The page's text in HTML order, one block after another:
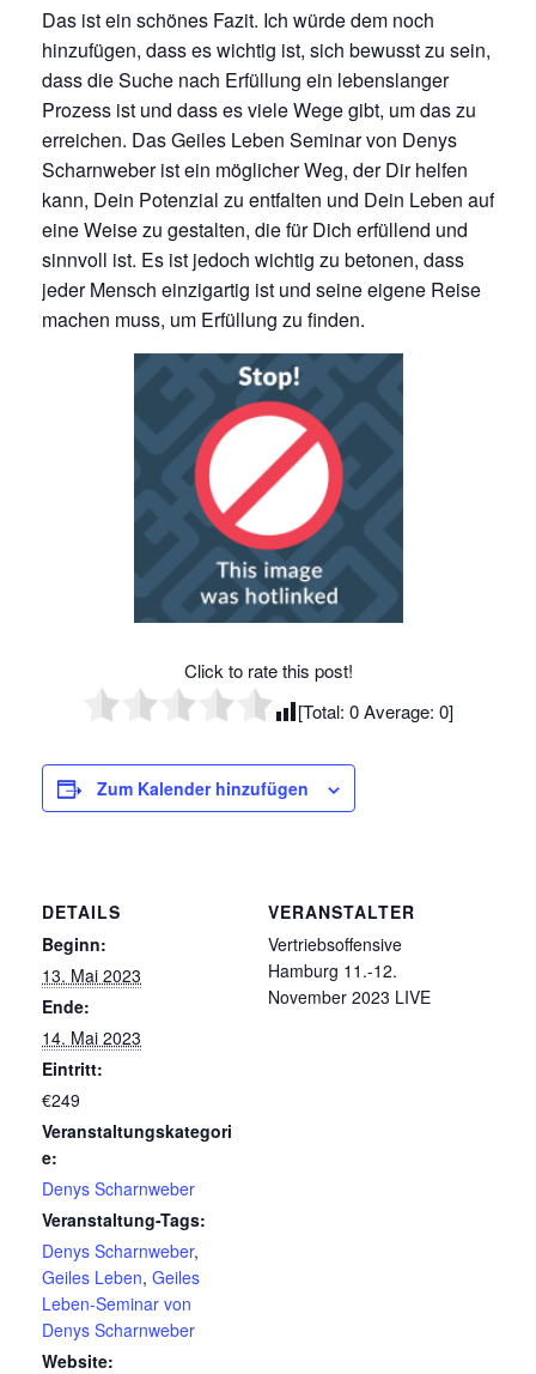
Das ist ein schönes Fazit. Ich würde dem noch
hinzufügen, dass es wichtig ist, sich bewusst zu sein,
dass die Suche nach Erfüllung ein lebenslanger
Prozess ist und dass es viele Wege gibt, um das zu
erreichen. Das Geiles Leben Seminar von Denys
Scharnweber ist ein möglicher Weg, der Dir helfen
kann, Dein Potenzial zu entfalten und Dein Leben auf
eine Weise zu gestalten, die für Dich erfüllend und
sinnvoll ist. Es ist jedoch wichtig zu betonen, dass
jeder Mensch einzigartig ist und seine eigene Reise
machen muss, um Erfüllung zu finden.
Click to rate this post!
[Total: 0Average: 0]
Zum Kalender hinzufügen
DETAILS
Beginn:
13. Mai 2023
Ende:
14. Mai 2023
Eintritt:
€249
Veranstaltungskategori
e:
Denys Scharnweber
Veranstaltung-Tags:
Denys Scharnweber,
Geiles Leben, Geiles
Leben-Seminar von
Denys Scharnweber
Website:
VERANSTALTER
Vertriebsoffensive
Hamburg 11.-12.
November 2023 LIVE